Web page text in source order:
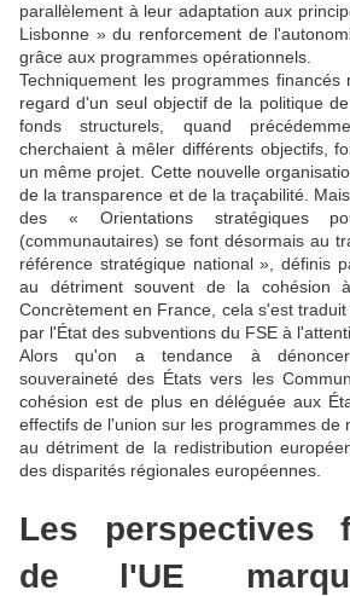
parallèlement à leur adaptation aux
Lisbonne » du renforcement de
grâce aux programmes opérationnels.
Techniquement les programmes
regard d'un seul objectif de la politique
fonds structurels, quand
cherchaient à mêler différents objectifs,
un même projet. Cette nouvelle
de la transparence et de la traçabilité.
des « Orientations stratégiques
(communautaires) se font désormais au
référence stratégique national », définis
au détriment souvent de la cohésion
Concrètement en France, cela s'est
par l'État des subventions du FSE à
Alors qu'on a tendance à
souveraineté des États vers les
cohésion est de plus en déléguée aux
effectifs de l'union sur les programmes de
au détriment de la redistribution
des disparités régionales européennes.
Les perspectives
de l'UE